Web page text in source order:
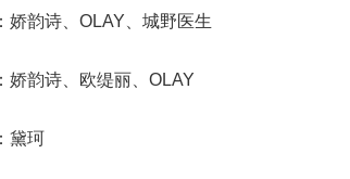
韵诗、OLAY、城野医生
韵诗、欧缇丽、OLAY
珂